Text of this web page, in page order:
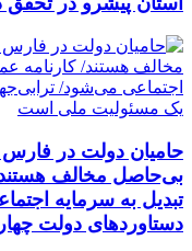
حامیان دولت در فارس
بی‌حاصل مخالف
تبدیل به سرمایه
دستاوردهای دولت